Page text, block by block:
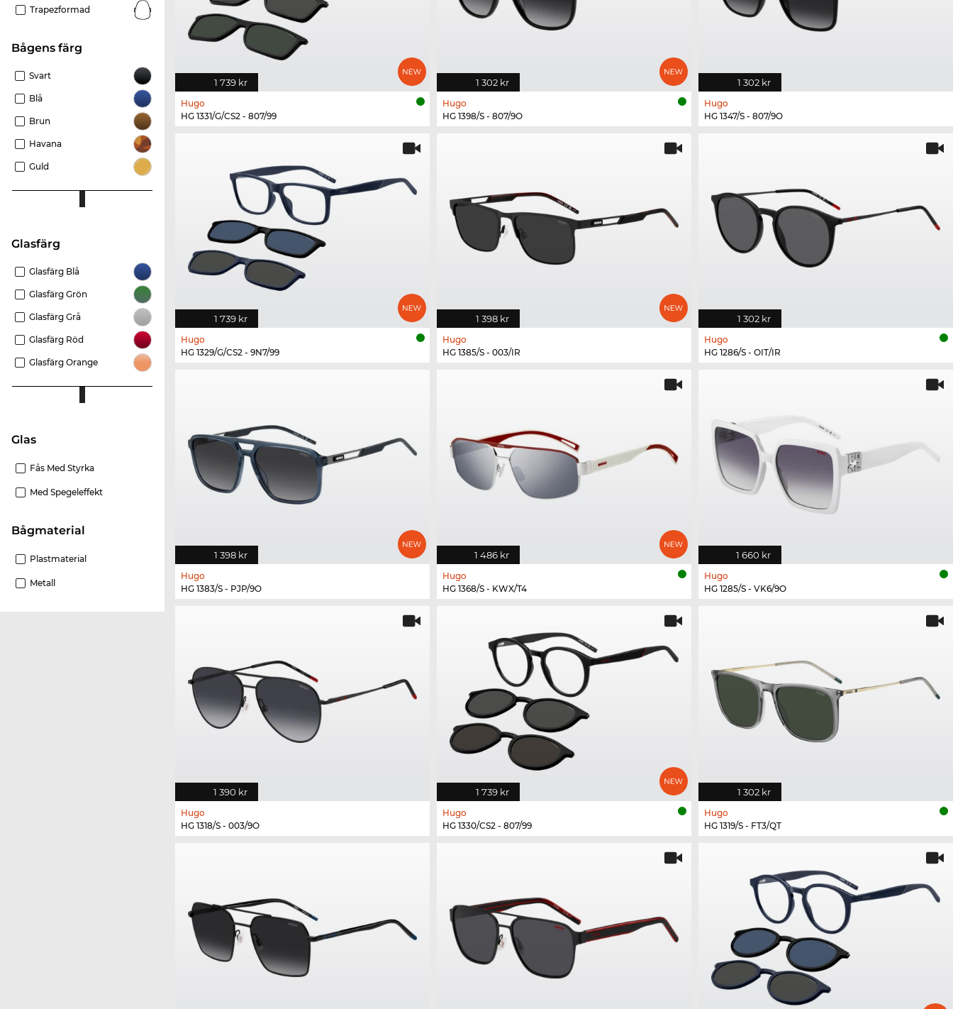
Trapezformad
Bågens färg
Svart
Blå
Brun
Havana
Guld
Glasfärg
Glasfärg Blå
Glasfärg Grön
Glasfärg Grå
Glasfärg Röd
Glasfärg Orange
Glas
Fås Med Styrka
Med Spegeleffekt
Bågmaterial
Plastmaterial
Metall
1 739 kr
Hugo
HG 1331/G/CS2 - 807/99
1 302 kr
Hugo
HG 1398/S - 807/9O
1 302 kr
Hugo
HG 1347/S - 807/9O
1 739 kr
Hugo
HG 1329/G/CS2 - 9N7/99
1 398 kr
Hugo
HG 1385/S - 003/IR
1 302 kr
Hugo
HG 1286/S - OIT/IR
1 398 kr
Hugo
HG 1383/S - PJP/9O
1 486 kr
Hugo
HG 1368/S - KWX/T4
1 660 kr
Hugo
HG 1285/S - VK6/9O
1 390 kr
Hugo
HG 1318/S - 003/9O
1 739 kr
Hugo
HG 1330/CS2 - 807/99
1 302 kr
Hugo
HG 1319/S - FT3/QT